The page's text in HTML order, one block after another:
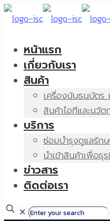
หน้าแรก
เกี่ยวกับเรา
สินค้า
เครื่องนับธนบัตร
สินค้าไอทีและนวัต
บริการ
ซ่อมบำรุงดูแลรั
นำเข้าสินค้าเพื่อธุ
ข่าวสาร
ติดต่อเรา
✕